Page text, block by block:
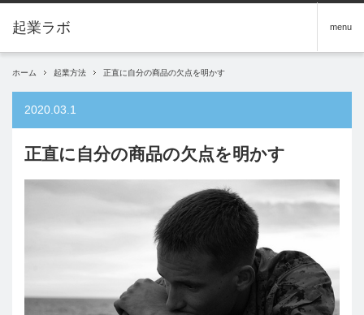
menu
ホーム 起業方法 正直に自分の商品の欠点を明かす
2020.03.1
正直に自分の商品の欠点を明かす